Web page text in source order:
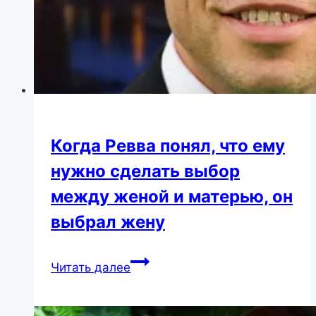
Когда Ревва понял, что ему
нужно сделать выбор
между женой и матерью, он
выбрал жену
Читать далееКогда